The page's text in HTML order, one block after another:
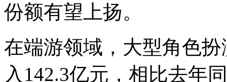
份额有望上扬。
在端游领域，大型角色
入142.3亿元，相比去年